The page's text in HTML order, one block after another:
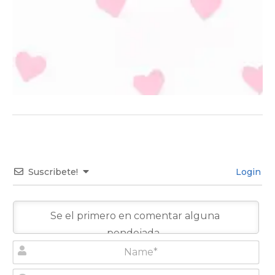
Suscribete! Login
N